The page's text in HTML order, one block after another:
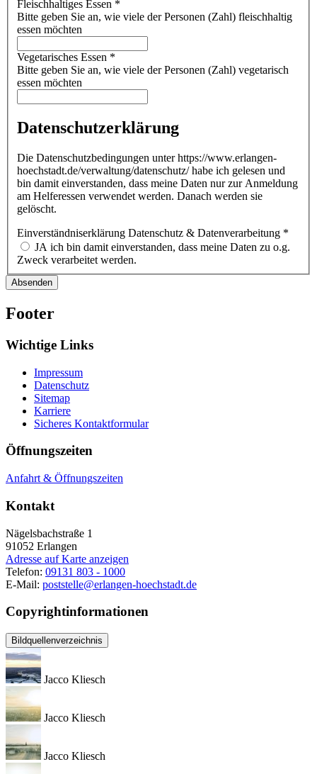
Fleischhaltiges Essen *
Bitte geben Sie an, wie viele der Personen (Zahl) fleischhaltig
essen möchten
Vegetarisches Essen *
Bitte geben Sie an, wie viele der Personen (Zahl) vegetarisch
essen möchten
Datenschutzerklärung
Die Datenschutzbedingungen unter https://www.erlangen-
hoechstadt.de/verwaltung/datenschutz/ habe ich gelesen und
bin damit einverstanden, dass meine Daten nur zur Anmeldung
am Helferessen verwendet werden. Danach werden sie
gelöscht.
Einverständniserklärung Datenschutz & Datenverarbeitung *
JA ich bin damit einverstanden, dass meine Daten zu o.g.
Zweck verarbeitet werden.
Footer
Wichtige Links
Impressum
Datenschutz
Sitemap
Karriere
Sicheres Kontaktformular
Öffnungszeiten
Anfahrt & Öffnungszeiten
Kontakt
Nägelsbachstraße 1
91052 Erlangen
Adresse auf Karte anzeigen
Telefon: 09131 803 - 1000
E-Mail: poststelle@erlangen-hoechstadt.de
Copyrightinformationen
Bildquellenverzeichnis
Jacco Kliesch
Jacco Kliesch
Jacco Kliesch